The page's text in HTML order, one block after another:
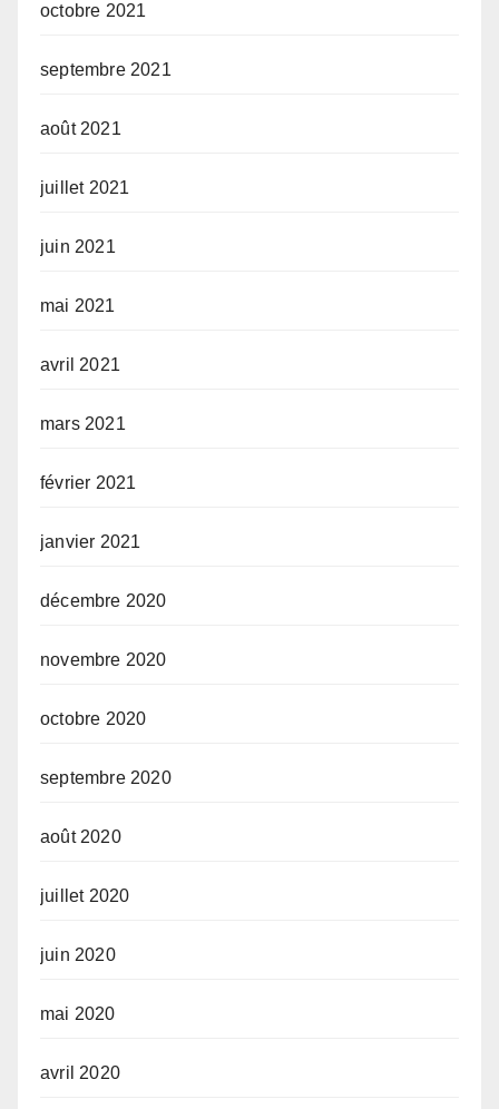
octobre 2021
septembre 2021
août 2021
juillet 2021
juin 2021
mai 2021
avril 2021
mars 2021
février 2021
janvier 2021
décembre 2020
novembre 2020
octobre 2020
septembre 2020
août 2020
juillet 2020
juin 2020
mai 2020
avril 2020